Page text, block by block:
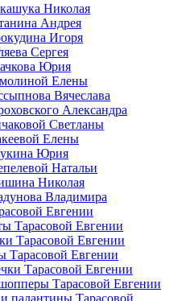
Николая
Андрея
Игоря
Сергея
Юрия
Елены
Вячеслава
Александра
Светланы
Елены
Юрия
Натальи
Николая
Владимира
Евгении
Тарасовой Евгении
Тарасовой Евгении
Тарасовой Евгении
Тарасовой Евгении
Тарасовой Евгении
палантины Тарасовой